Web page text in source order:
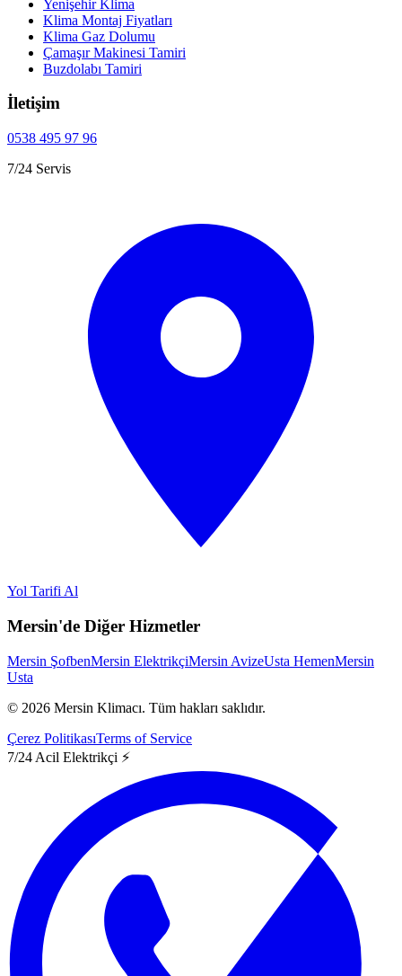
Yenişehir Klima
Klima Montaj Fiyatları
Klima Gaz Dolumu
Çamaşır Makinesi Tamiri
Buzdolabı Tamiri
İletişim
0538 495 97 96
7/24 Servis
Yol Tarifi Al
Mersin'de Diğer Hizmetler
Mersin ŞofbenMersin ElektrikçiMersin AvizeUsta HemenMersin
Usta
© 2026 Mersin Klimacı. Tüm hakları saklıdır.
Çerez PolitikasıTerms of Service
7/24 Acil Elektrikçi ⚡